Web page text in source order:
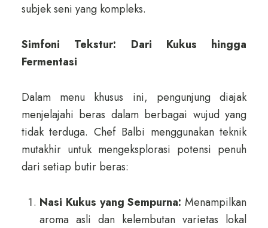
subjek seni yang kompleks.
Simfoni Tekstur: Dari Kukus hingga
Fermentasi
Dalam menu khusus ini, pengunjung diajak
menjelajahi beras dalam berbagai wujud yang
tidak terduga. Chef Balbi menggunakan teknik
mutakhir untuk mengeksplorasi potensi penuh
dari setiap butir beras:
Nasi Kukus yang Sempurna: Menampilkan
aroma asli dan kelembutan varietas lokal